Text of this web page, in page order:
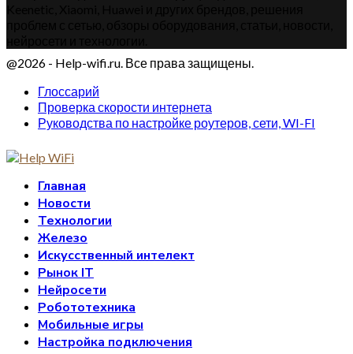
@2026 - Help-wifi.ru. Все права защищены.
Глоссарий
Проверка скорости интернета
Руководства по настройке роутеров, сети, WI-FI
Главная
Новости
Технологии
Железо
Искусственный интелект
Рынок IT
Нейросети
Робототехника
Мобильные игры
Настройка подключения